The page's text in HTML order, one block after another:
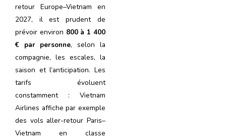
retour Europe–Vietnam en
2027, il est prudent de
prévoir environ 800 à 1 400
€ par personne, selon la
compagnie, les escales, la
saison et l’anticipation. Les
tarifs évoluent
constamment : Vietnam
Airlines affiche par exemple
des vols aller-retour Paris–
Vietnam en classe